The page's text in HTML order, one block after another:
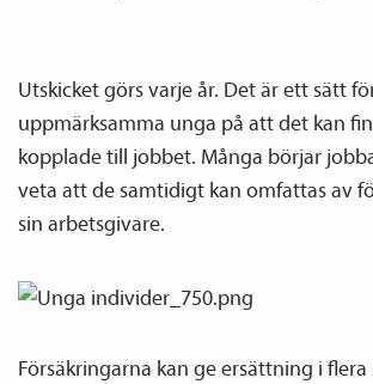
Utskicket görs varje år. Det är ett sätt
uppmärksamma unga på att det kan
kopplade till jobbet. Många börjar
veta att de samtidigt kan omfattas av
sin arbetsgivare.
Försäkringarna kan ge ersättning i